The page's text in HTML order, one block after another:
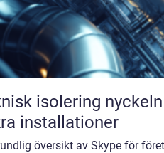
nyckeln till energieffektiva och
installationer
översikt av Skype för